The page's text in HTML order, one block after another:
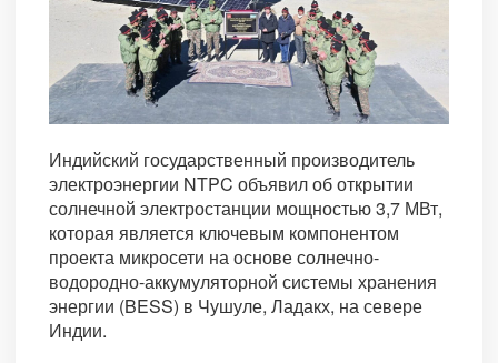
Индийский государственный производитель
электроэнергии NTPC объявил об открытии
солнечной электростанции мощностью 3,7 МВт,
которая является ключевым компонентом
проекта микросети на основе солнечно-
водородно-аккумуляторной системы хранения
энергии (BESS) в Чушуле, Ладакх, на севере
Индии.